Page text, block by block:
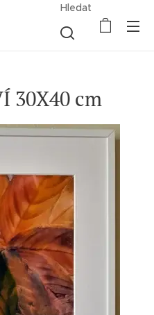
Hledat
30X40 cm